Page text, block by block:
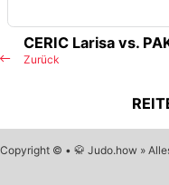
Zurück
CERIC Larisa vs.
Copyright © • 🥋 Judo.how »